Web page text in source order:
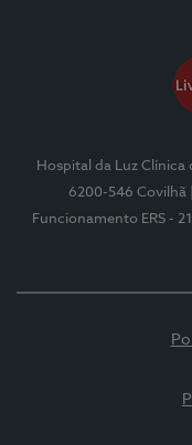
Hospital da Luz Clínica
6200-546 Covilhã
Funcionamento ERS -